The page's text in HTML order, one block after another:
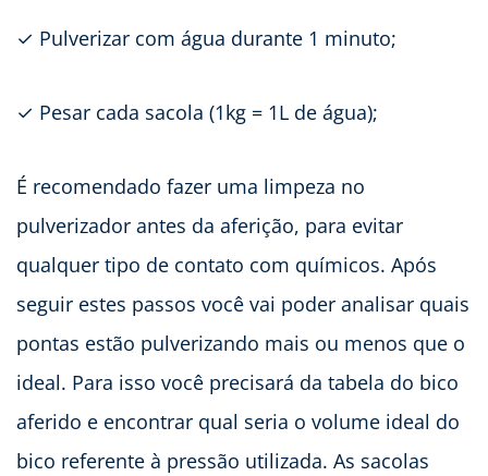
✓ Pulverizar com água durante 1 minuto;
✓ Pesar cada sacola (1kg = 1L de água);
É recomendado fazer uma limpeza no
pulverizador antes da aferição, para evitar
qualquer tipo de contato com químicos. Após
seguir estes passos você vai poder analisar quais
pontas estão pulverizando mais ou menos que o
ideal. Para isso você precisará da tabela do bico
aferido e encontrar qual seria o volume ideal do
bico referente à pressão utilizada. As sacolas